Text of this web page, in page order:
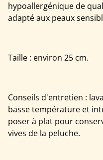
hypoallergénique de
adapté aux peaux
Taille : environ 25 cm.
Conseils d'entretien :
basse température et
poser à plat pour
vives de la peluche.